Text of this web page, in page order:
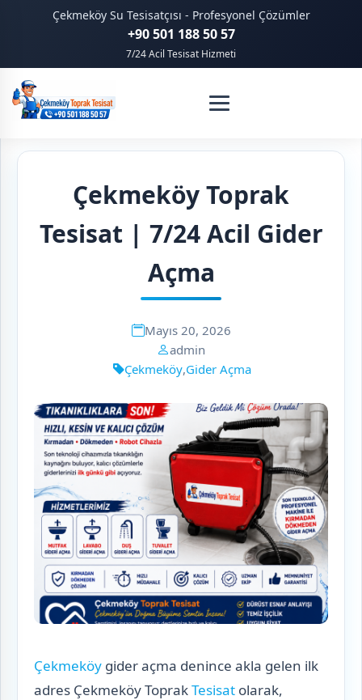
Çekmeköy Su Tesisatçısı - Profesyonel Çözümler
+90 501 188 50 57
7/24 Acil Tesisat Hizmeti
Çekmeköy Toprak
Tesisat | 7/24 Acil Gider
Açma
Mayıs 20, 2026
admin
Çekmeköy,Gider Açma
Çekmeköy gider açma denince akla gelen ilk
adres Çekmeköy ToprakTesisat olarak,